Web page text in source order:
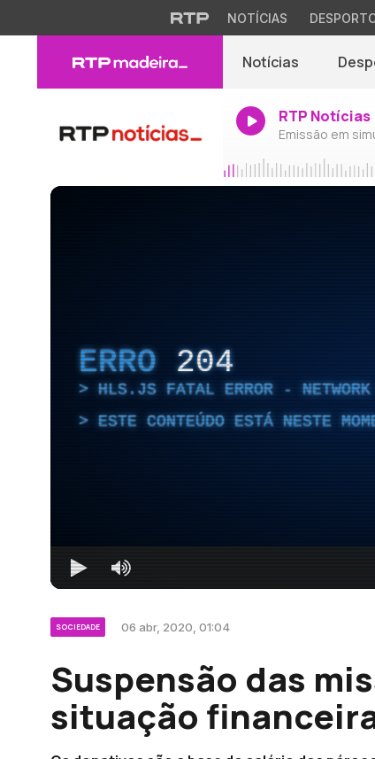
NOTÍCIAS
Notícias
RTP Notícias
Emissão em
ERRO 204
HLS.JS FATAL ERROR - NETWORK
ESTE CONTEÚDO ESTÁ NESTE
SOCIEDADE 06 abr, 2020, 01:04
Suspensão das
situação